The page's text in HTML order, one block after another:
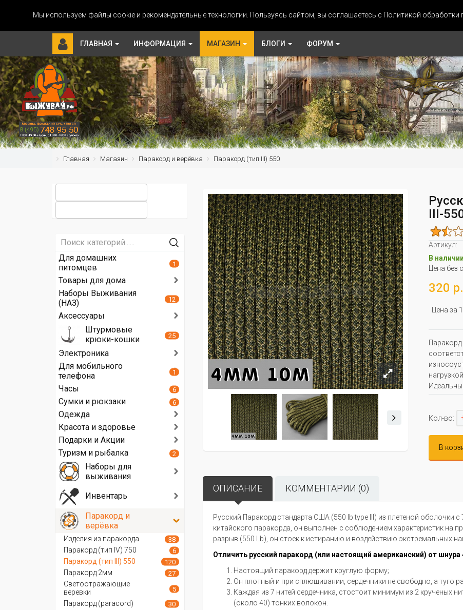
Мы используем файлы cookie и рекомендательные технологии. Пользуясь сайтом, вы соглашаетесь с Политикой обработки
ГЛАВНАЯ ИНФОРМАЦИЯ МАГАЗИН БЛОГИ ФОРУМ
Главная Магазин Паракорд и верёвка Паракорд (тип III) 550
III-
Артикул:
В наличии
Цена без
320 р.
Цена за
Кол-во:
В
ОПИСАНИЕ КОММЕНТАРИИ (0)
Русский Паракорд стандарта США (550 lb type III) из плетеной оболочки
китайского паракорда, он выполнен с соблюдением характеристик на
разрыв (550 Lb), он стоек к истиранию и воздействию экстремальных
Отличить русский паракорд (или настоящий американский) от шнура
Настоящий паракорд держит круглую форму;
Он плотный и при сплющивании, сердечники не свободно, а туго
Каждая из 7 нитей сердечника, стостоит минимум из 2 крученых
(около 40) тонких волокон.
Для домашних
питомцев
1
Товары для дома
Наборы Выживания
(НАЗ)
12
Аксессуары
Штурмовые
крюки-кошки
25
Электроника
Для мобильного
телефона
1
Часы 6
Сумки и рюкзаки 6
Одежда
Красота и здоровье
Подарки и Акции
Туризм и рыбалка
2
Наборы для
выживания
Инвентарь
Паракорд и
верёвка
Изделия из паракорда 38
Паракорд (тип IV) 750 6
Паракорд (тип III) 550 120
Паракорд 2мм 27
Светоотражающие
веревки
5
Паракорд (paracord) 30